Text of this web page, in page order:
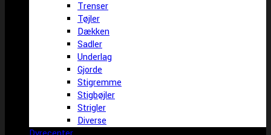
Trenser
Tøjler
Dækken
Sadler
Underlag
Gjorde
Stigremme
Stigbøjler
Strigler
Diverse